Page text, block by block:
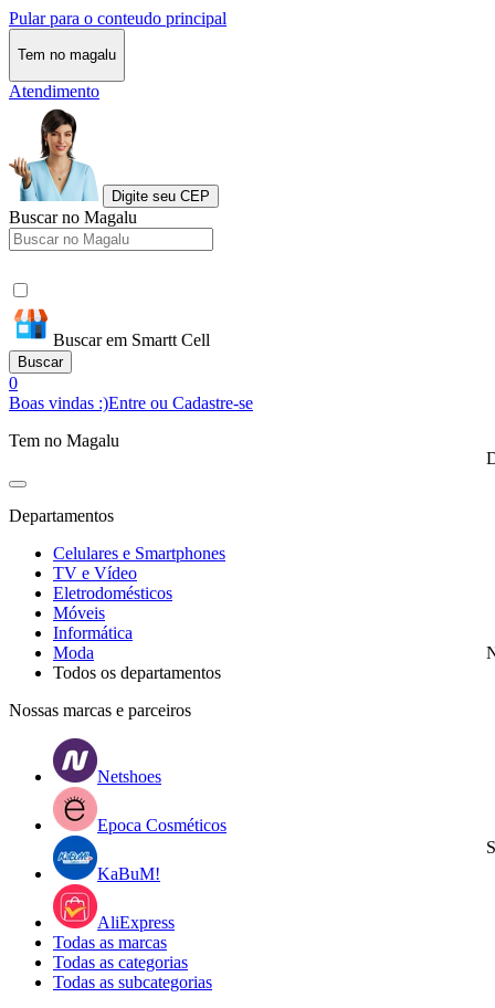
Pular para o conteudo principal
Tem no magalu
Atendimento
Digite seu CEP
Buscar no Magalu
Buscar em Smartt Cell
Buscar
0
Boas vindas :)Entre ou Cadastre-se
Tem no Magalu
Departamentos
Celulares e Smartphones
TV e Vídeo
Eletrodomésticos
Móveis
Informática
Moda
Todos os departamentos
Nossas marcas e parceiros
Netshoes
Epoca Cosméticos
KaBuM!
AliExpress
Todas as marcas
Todas as categorias
Todas as subcategorias